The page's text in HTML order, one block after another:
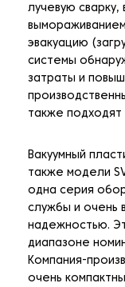
лучевую сварку,
эвакуацию
системы
затраты и
также подходят
Вакуумный
также модели
одна серия
службы и очень
надежностью.
диапазоне
Компания-
очень